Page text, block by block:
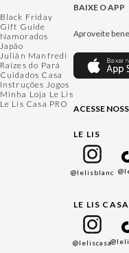
Black Friday
Gift Guide
Namorados
Japão
Julián Manfredi
Raízes do Pará
Cuidados Casa
Instruções Jogos
Minha Loja Le Lis
Le Lis Casa PRO
BAIXE O APP
Aproveite
ACESSE
LE LIS
@lelisblanc
LE LIS CASA
@leliscasa